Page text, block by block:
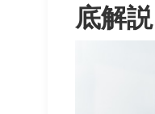
底解説